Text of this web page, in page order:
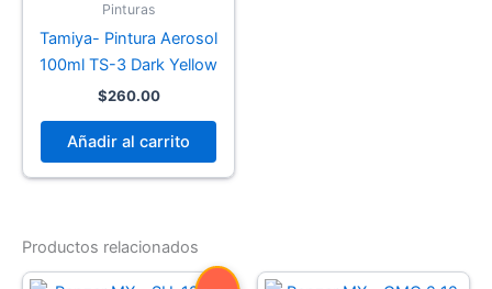
Pinturas
Tamiya- Pintura Aerosol
100ml TS-3 Dark Yellow
$260.00
Añadir al carrito
Productos relacionados